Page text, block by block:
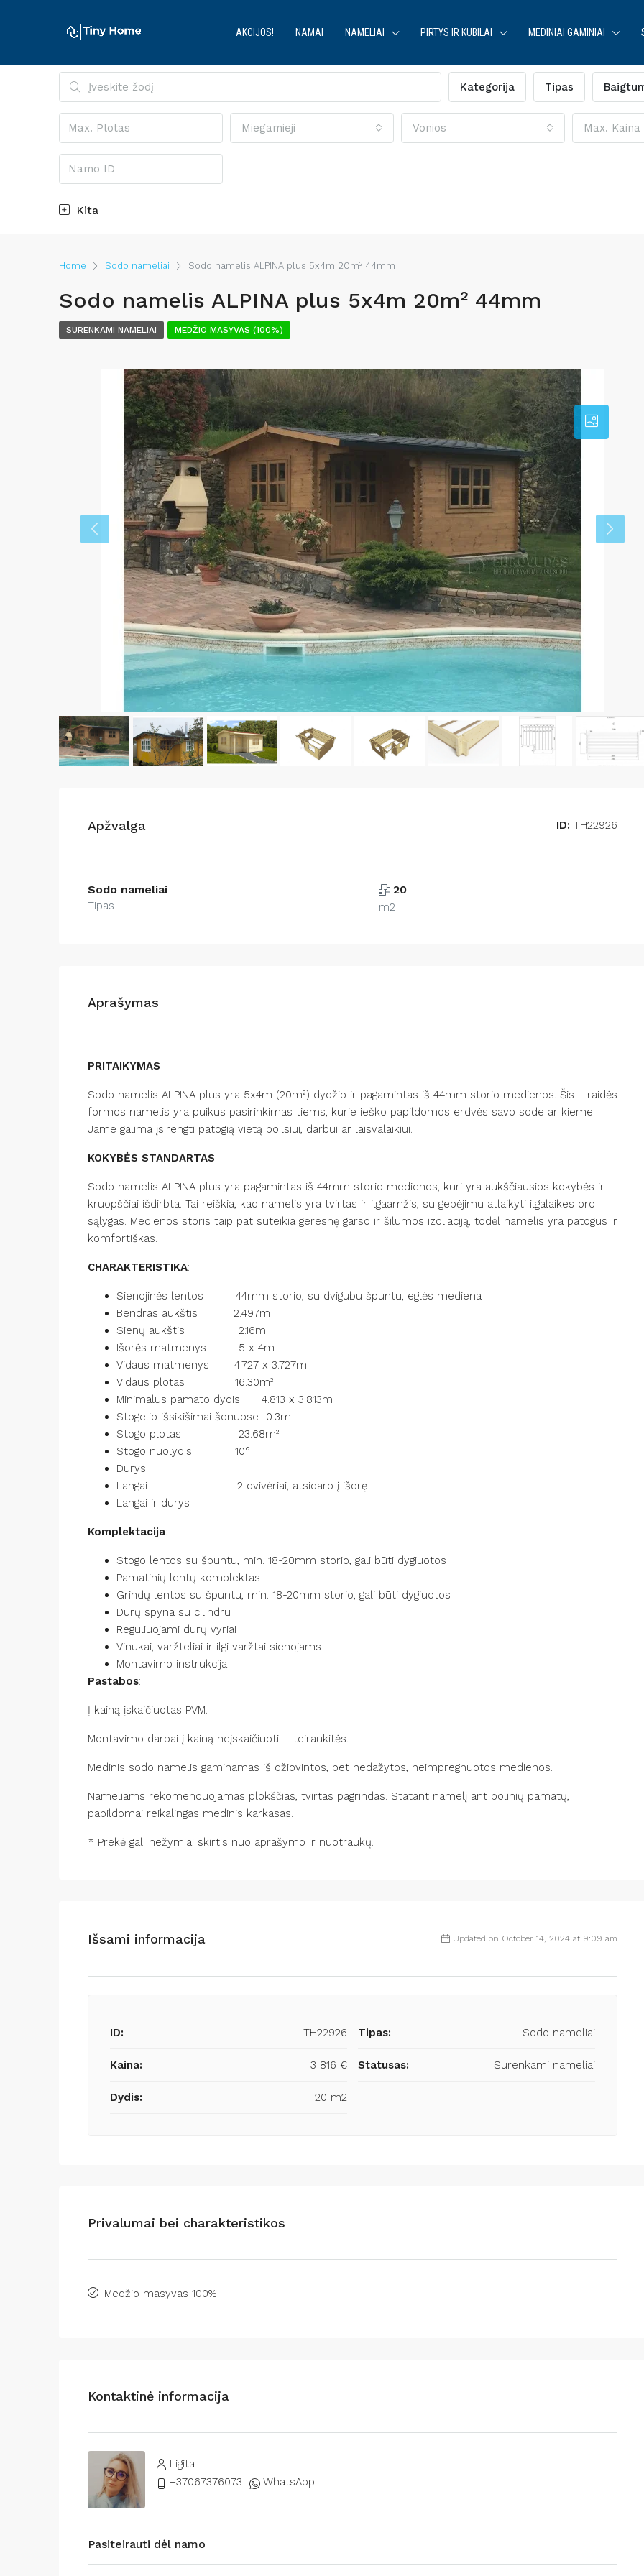
AKCIJOS! NAMAI NAMELIAI PIRTYS IR KUBILAI MEDINIAI GAMINIAI
Kategorija Tipas
Miegamieji Vonios Max. Kaina
Kita
Home Sodo nameliai Sodo namelis ALPINA plus 5x4m 20m² 44mm
Sodo namelis ALPINA plus 5x4m 20m² 44mm
SURENKAMI NAMELIAI MEDŽIO MASYVAS (100%)
Apžvalga ID: TH22926
Sodo nameliai
Tipas
20
m2
Aprašymas
PRITAIKYMAS
Sodo namelis ALPINA plus yra 5x4m (20m²) dydžio ir pagamintas iš 44mm storio medienos. Šis L raidės
formos namelis yra puikus pasirinkimas tiems, kurie ieško papildomos erdvės savo sode ar kieme.
Jame galima įsirengti patogią vietą poilsiui, darbui ar laisvalaikiui.
KOKYBĖS STANDARTAS
Sodo namelis ALPINA plus yra pagamintas iš 44mm storio medienos, kuri yra aukščiausios kokybės ir
kruopščiai išdirbta. Tai reiškia, kad namelis yra tvirtas ir ilgaamžis, su gebėjimu atlaikyti ilgalaikes oro
sąlygas. Medienos storis taip pat suteikia geresnę garso ir šilumos izoliaciją, todėl namelis yra patogus ir
komfortiškas.
CHARAKTERISTIKA:
Sienojinės lentos 44mm storio, su dvigubu špuntu, eglės mediena
Bendras aukštis 2.497m
Sienų aukštis 2.16m
Išorės matmenys 5 x 4m
Vidaus matmenys 4.727 x 3.727m
Vidaus plotas 16.30m²
Minimalus pamato dydis 4.813 x 3.813m
Stogelio išsikišimai šonuose 0.3m
Stogo plotas 23.68m²
Stogo nuolydis 10°
Durys
Langai 2 dvivėriai, atsidaro į išorę
Langai ir durys
Komplektacija:
Stogo lentos su špuntu, min. 18-20mm storio, gali būti dygiuotos
Pamatinių lentų komplektas
Grindų lentos su špuntu, min. 18-20mm storio, gali būti dygiuotos
Durų spyna su cilindru
Reguliuojami durų vyriai
Vinukai, varžteliai ir ilgi varžtai sienojams
Montavimo instrukcija
Pastabos:
Į kainą įskaičiuotas PVM.
Montavimo darbai į kainą neįskaičiuoti – teiraukitės.
Medinis sodo namelis gaminamas iš džiovintos, bet nedažytos, neimpregnuotos medienos.
Nameliams rekomenduojamas plokščias, tvirtas pagrindas. Statant namelį ant polinių pamatų,
papildomai reikalingas medinis karkasas.
* Prekė gali nežymiai skirtis nuo aprašymo ir nuotraukų.
Išsami informacija Updated on October 14, 2024 at 9:09 am
ID: TH22926
Kaina: 3 816 €
Dydis: 20 m2
Tipas: Sodo nameliai
Statusas: Surenkami nameliai
Privalumai bei charakteristikos
Medžio masyvas 100%
Kontaktinė informacija
Ligita
+37067376073
WhatsApp
Pasiteirauti dėl namo